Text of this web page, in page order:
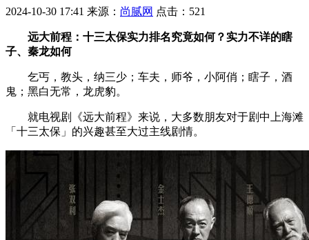
2024-10-30 17:41 来源： 尚腻网 点击： 521
远大前程：十三太保实力排名究竟如何？实力不详的瞎
子、秦龙如何
乞丐，教头，纳三少；车夫，师爷，小阿俏；瞎子，酒
鬼；黑白无常，龙虎豹。
就电视剧《远大前程》来说，大多数朋友对于剧中上海滩
「十三太保」的兴趣甚至大过主线剧情。